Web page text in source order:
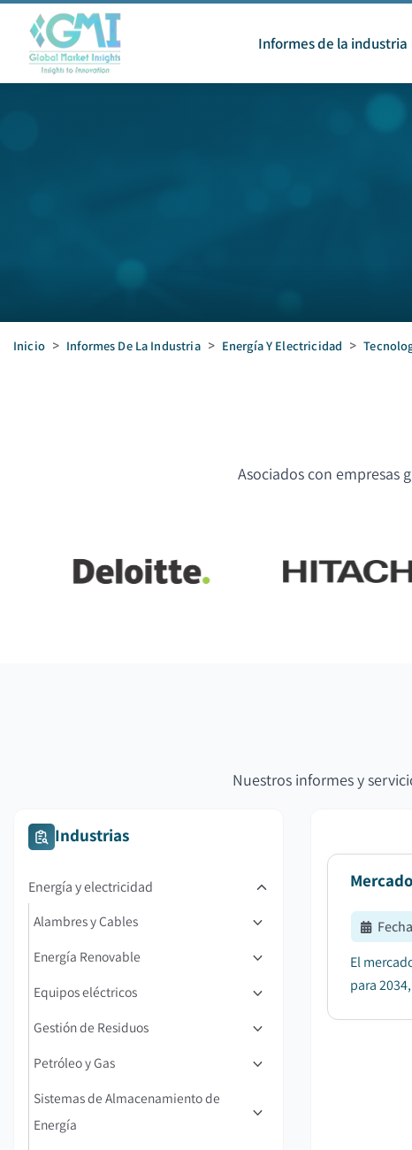
Informes de la industria
Inicio > Informes De La Industria > Energía Y Electricidad >
Asociados con empresas
Nuestros informes y
Industrias
Energía y electricidad
Alambres y Cables
Energía Renovable
Equipos eléctricos
Gestión de Residuos
Petróleo y Gas
Sistemas de Almacenamiento de
Energía
El
para